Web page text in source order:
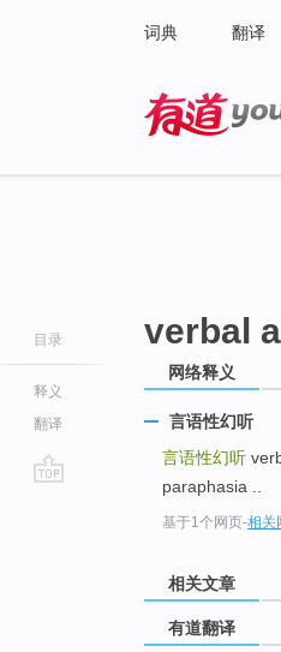
词典 翻译
目录
释义
翻译
verbal
网络释义
言语性幻听
言语性幻听
paraphasia ..
基于1个网页-相关
相关文章
有道翻译